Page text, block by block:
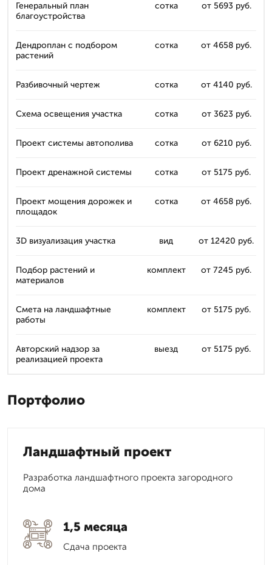
Генеральный план
благоустройства
сотка от 5693 руб.
Дендроплан с подбором
растений
сотка от 4658 руб.
Разбивочный чертеж сотка от 4140 руб.
Схема освещения участка сотка от 3623 руб.
Проект системы автополива сотка от 6210 руб.
Проект дренажной системы сотка от 5175 руб.
Проект мощения дорожек и
площадок
сотка от 4658 руб.
3D визуализация участка вид от 12420 руб.
Подбор растений и
материалов
комплект от 7245 руб.
Смета на ландшафтные
работы
комплект от 5175 руб.
Авторский надзор за
реализацией проекта
выезд от 5175 руб.
Портфолио
Ландшафтный проект
Разработка ландшафтного проекта загородного
дома
1,5 месяца
Сдача проекта